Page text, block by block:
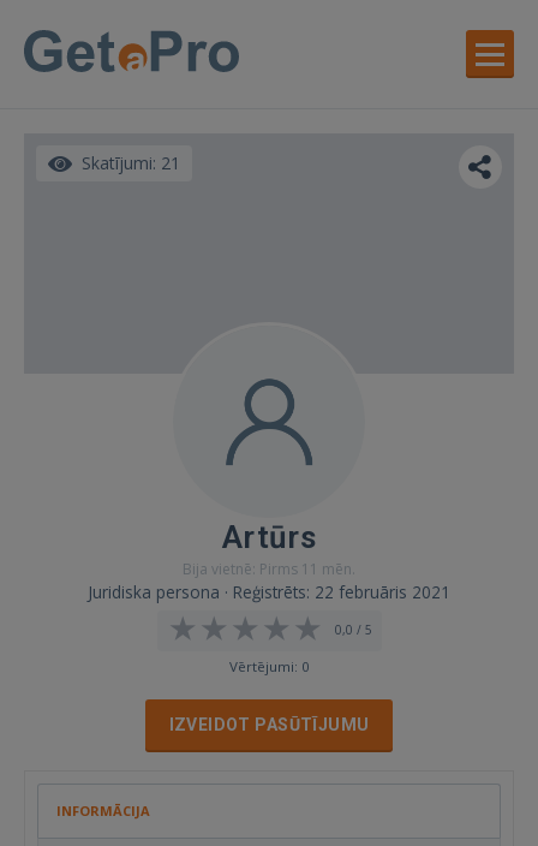
Skatījumi: 21
Artūrs
Bija vietnē: Pirms 11 mēn.
Juridiska persona · Reģistrēts: 22 februāris 2021
0,0 / 5
Vērtējumi: 0
IZVEIDOT PASŪTĪJUMU
INFORMĀCIJA